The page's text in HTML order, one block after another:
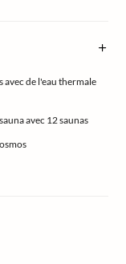
avec de l'eau thermale
avec 12 saunas